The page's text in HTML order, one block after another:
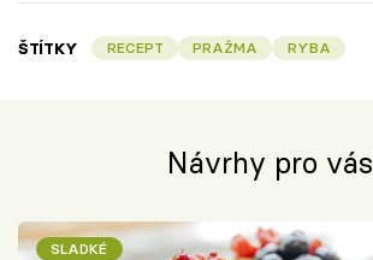
ŠTÍTKY RECEPT PRAŽMA RYBA
Návrhy pro vás
SLADKÉ